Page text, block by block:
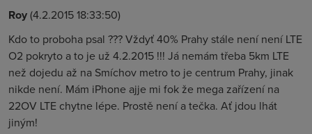
Roy(4.2.2015 18:33:50)
Kdo to proboha psal ??? Vždyť 40% Prahy stále není není LTE
O2 pokryto a to je už 4.2.2015 !!! Já nemám třeba 5km LTE
než dojedu až na Smíchov metro to je centrum Prahy, jinak
nikde není. Mám iPhone ajje mi fok že mega zařízení na
22OV LTE chytne lépe. Prostě není a tečka. Ať jdou lhát
jiným!